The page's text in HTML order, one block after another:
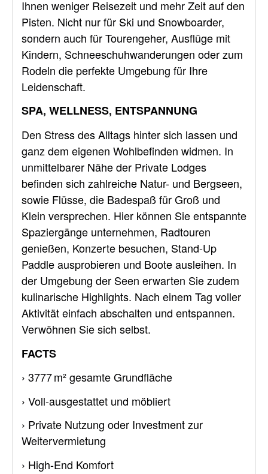
Ihnen weniger Reisezeit und mehr Zeit auf den
Pisten. Nicht nur für Ski und Snowboarder,
sondern auch für Tourengeher, Ausflüge mit
Kindern, Schneeschuhwanderungen oder zum
Rodeln die perfekte Umgebung für Ihre
Leidenschaft.
SPA, WELLNESS, ENTSPANNUNG
Den Stress des Alltags hinter sich lassen und
ganz dem eigenen Wohlbefinden widmen. In
unmittelbarer Nähe der Private Lodges
befinden sich zahlreiche Natur- und Bergseen,
sowie Flüsse, die Badespaß für Groß und
Klein versprechen. Hier können Sie entspannte
Spaziergänge unternehmen, Radtouren
genießen, Konzerte besuchen, Stand-Up
Paddle ausprobieren und Boote ausleihen. In
der Umgebung der Seen erwarten Sie zudem
kulinarische Highlights. Nach einem Tag voller
Aktivität einfach abschalten und entspannen.
Verwöhnen Sie sich selbst.
FACTS
› 3777 m² gesamte Grundfläche
› Voll-ausgestattet und möbliert
› Private Nutzung oder Investment zur
Weitervermietung
› High-End Komfort